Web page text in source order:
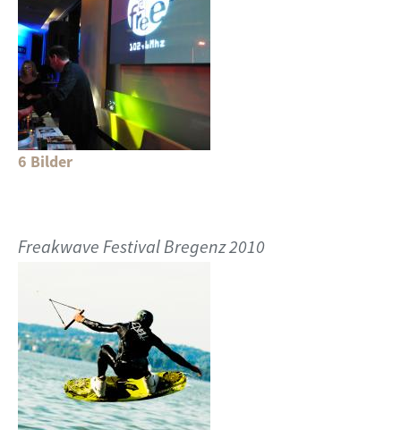
6 Bilder
Freakwave Festival Bregenz 2010